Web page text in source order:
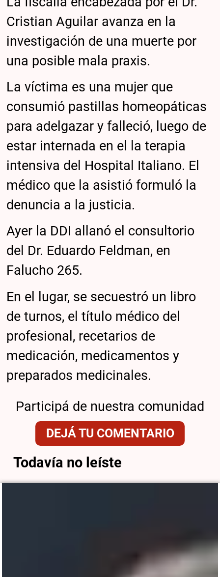
Cristian Aguilar avanza en la
investigación de una muerte por
una posible mala praxis.
La víctima es una mujer que
consumió pastillas homeopáticas
para adelgazar y falleció, luego de
estar internada en el la terapia
intensiva del Hospital Italiano. El
médico que la asistió formuló la
denuncia a la justicia.
Ayer la DDI allanó el consultorio
del Dr. Eduardo Feldman, en
Falucho 265.
En el lugar, se secuestró un libro
de turnos, el título médico del
profesional, recetarios de
medicación, medicamentos y
preparados medicinales.
Participá de nuestra comunidad
DEJÁ TU COMENTARIO
Todavía no leíste